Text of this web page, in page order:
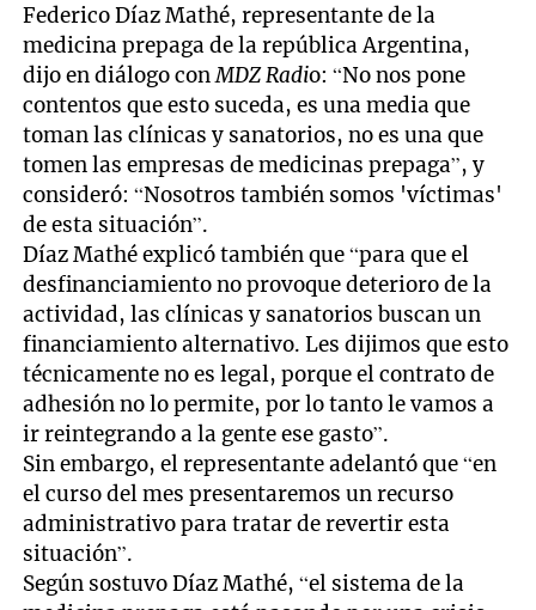
Federico Díaz Mathé, representante de la
medicina prepaga de la república Argentina,
dijo en diálogo conMDZ Radio: “No nos pone
contentos que esto suceda, es una media que
toman las clínicas y sanatorios, no es una que
tomen las empresas de medicinas prepaga”, y
consideró: “Nosotros también somos 'víctimas'
de esta situación”.
Díaz Mathé explicó también que “para que el
desfinanciamiento no provoque deterioro de la
actividad, las clínicas y sanatorios buscan un
financiamiento alternativo. Les dijimos que esto
técnicamente no es legal, porque el contrato de
adhesión no lo permite, por lo tanto le vamos a
ir reintegrando a la gente ese gasto”.
Sin embargo, el representante adelantó que “en
el curso del mes presentaremos un recurso
administrativo para tratar de revertir esta
situación”.
Según sostuvo Díaz Mathé, “el sistema de la